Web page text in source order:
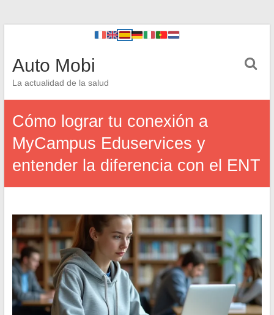
Auto Mobi
La actualidad de la salud
Cómo lograr tu conexión a
MyCampus Eduservices y
entender la diferencia con el ENT